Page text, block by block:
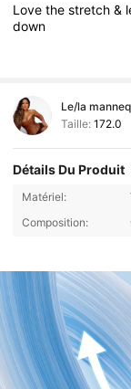
5Irecently
’mquite
Lovethestretch&
down
Le/la
Taille: 172.0
Détails Du Produit
Matériel:
Composition: